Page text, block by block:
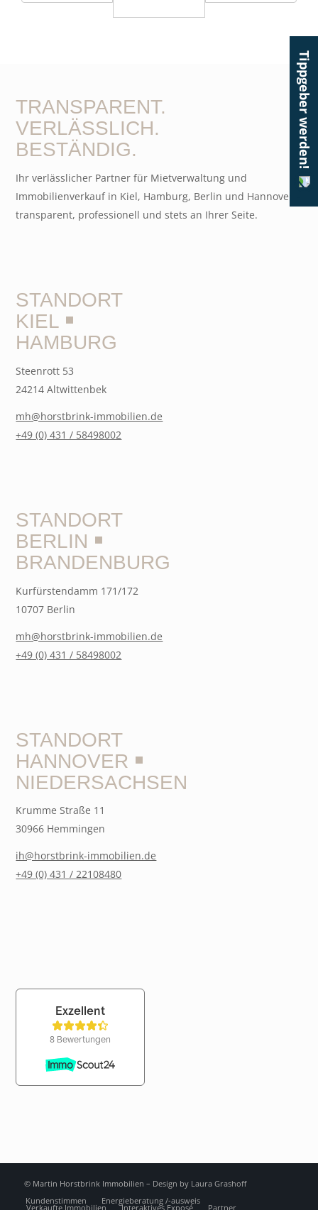
TRANSPARENT.
VERLÄSSLICH.
BESTÄNDIG.
Ihr verlässlicher Partner für Mietverwaltung und
Immobilienverkauf in Kiel, Hamburg, Berlin und Hannover –
transparent, professionell und stets an Ihrer Seite.
STANDORT
KIEL ￭
HAMBURG
Steenrott 53
24214 Altwittenbek
mh@horstbrink-immobilien.de
+49 (0) 431 / 58498002
STANDORT
BERLIN ￭
BRANDENBURG
Kurfürstendamm 171/172
10707 Berlin
mh@horstbrink-immobilien.de
+49 (0) 431 / 58498002
STANDORT
HANNOVER ￭
NIEDERSACHSEN
Krumme Straße 11
30966 Hemmingen
ih@horstbrink-immobilien.de
+49 (0) 431 / 22108480
© Martin Horstbrink Immobilien – Design by Laura Grashoff
Kundenstimmen
Energieberatung /-ausweis
Verkaufte Immobilien Interaktives Exposé Partner
Tippgeber werden!